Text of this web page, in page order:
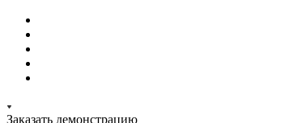
Заказать демонстрацию